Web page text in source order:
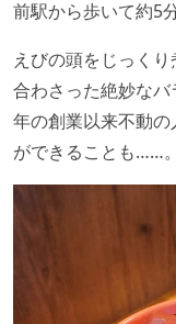
前駅から歩いて約5
えびの頭をじっく
合わさった絶妙な
年の創業以来不動
ができることも……。